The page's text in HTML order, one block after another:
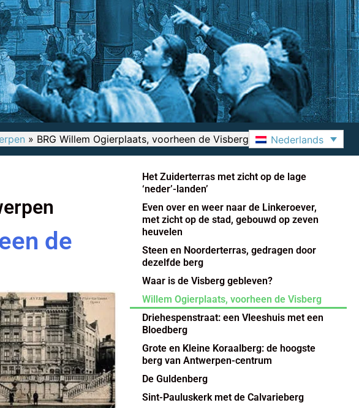
» BRG Willem Ogierplaats, voorheen de Visberg Nederlands
de
Het Zuiderterras met zicht op de lage
‘neder’-landen’
Even over en weer naar de Linkeroever,
met zicht op de stad, gebouwd op zeven
heuvelen
Steen en Noorderterras, gedragen door
dezelfde berg
Waar is de Visberg gebleven?
Willem Ogierplaats, voorheen de Visberg
Driehespenstraat: een Vleeshuis met een
Bloedberg
Grote en Kleine Koraalberg: de hoogste
berg van Antwerpen-centrum
De Guldenberg
Sint-Pauluskerk met de Calvarieberg